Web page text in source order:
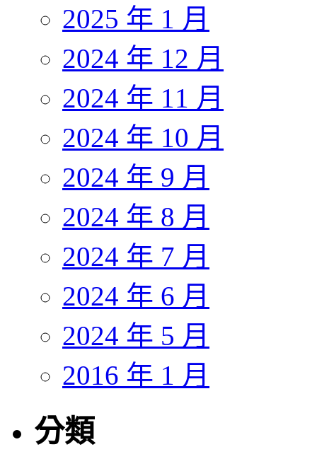
2025 年 1 月
2024 年 12 月
2024 年 11 月
2024 年 10 月
2024 年 9 月
2024 年 8 月
2024 年 7 月
2024 年 6 月
2024 年 5 月
2016 年 1 月
分類